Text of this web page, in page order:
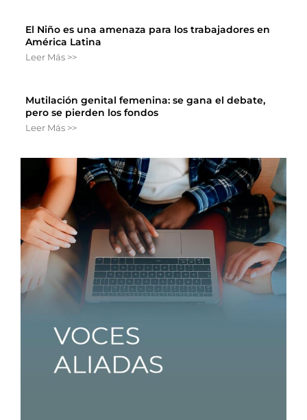
El Niño es una amenaza para los trabajadores en
América Latina
Leer Más >>
Mutilación genital femenina: se gana el debate,
pero se pierden los fondos
Leer Más >>